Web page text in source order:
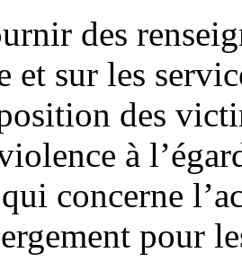
des
et sur les
des
à
concerne
pour